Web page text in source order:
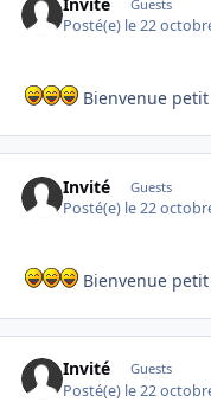
Guests
Posté(e) le 22
Bienvenue
Invité Guests
Posté(e) le 22
Bienvenue
Invité Guests
Posté(e) le 22